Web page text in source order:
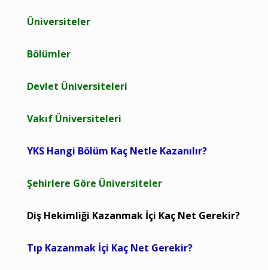
Üniversiteler
Bölümler
Devlet Üniversiteleri
Vakıf Üniversiteleri
YKS Hangi Bölüm Kaç Netle Kazanılır?
Şehirlere Göre Üniversiteler
Diş Hekimliği Kazanmak İçi Kaç Net Gerekir?
Tıp Kazanmak İçi Kaç Net Gerekir?